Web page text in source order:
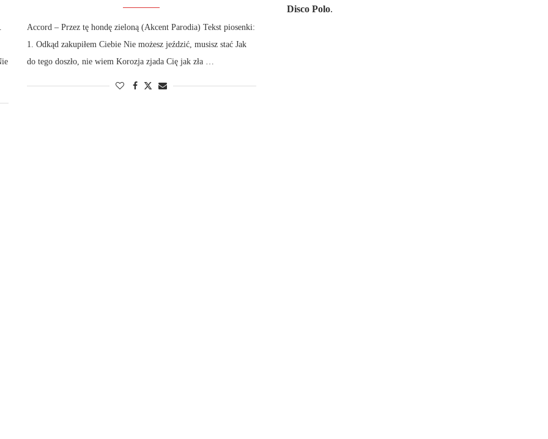
Accord – Przez tę hondę zieloną (Akcent Parodia) Tekst piosenki:
1. Odkąd zakupiłem Ciebie Nie możesz jeździć, musisz stać Jak
do tego doszło, nie wiem Korozja zjada Cię jak zła …
Disco Polo.